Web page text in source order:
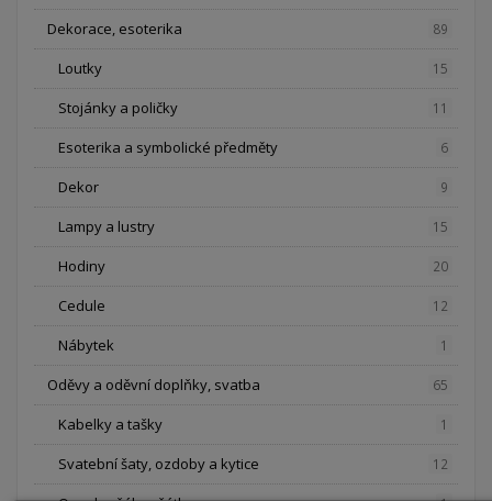
Dekorace, esoterika 89
Loutky 15
Stojánky a poličky 11
Esoterika a symbolické předměty 6
Dekor 9
Lampy a lustry 15
Hodiny 20
Cedule 12
Nábytek 1
Oděvy a oděvní doplňky, svatba 65
Kabelky a tašky 1
Svatební šaty, ozdoby a kytice 12